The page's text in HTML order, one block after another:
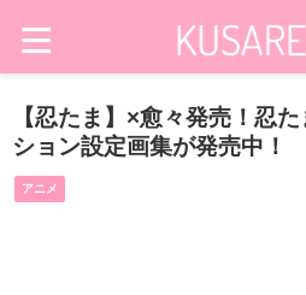
【忍たま】×愈々発売！忍
ション設定画集が発売中！
アニメ